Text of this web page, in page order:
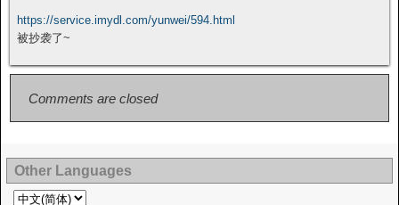
https://service.imydl.com/yunwei/594.html
被抄袭了~
Comments are closed
Other Languages